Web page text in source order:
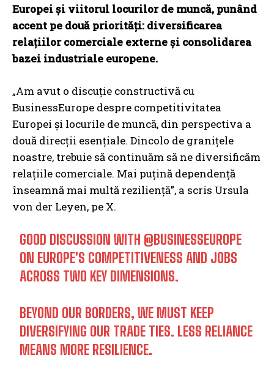
Europei și viitorul locurilor de muncă, punând
accent pe două priorități: diversificarea
relațiilor comerciale externe și consolidarea
bazei industriale europene.
„Am avut o discuție constructivă cu
BusinessEurope despre competitivitatea
Europei și locurile de muncă, din perspectiva a
două direcții esențiale. Dincolo de granițele
noastre, trebuie să continuăm să ne diversificăm
relațiile comerciale. Mai puțină dependență
înseamnă mai multă reziliență”, a scris Ursula
von der Leyen, pe X.
GOOD DISCUSSION WITH @BUSINESSEUROPE
ON EUROPE'S COMPETITIVENESS AND JOBS
ACROSS TWO KEY DIMENSIONS.
BEYOND OUR BORDERS, WE MUST KEEP
DIVERSIFYING OUR TRADE TIES. LESS RELIANCE
MEANS MORE RESILIENCE.